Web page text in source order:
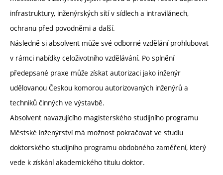
infrastruktury, inženýrských sítí v sídlech a intravilánech,
ochranu před povodněmi a další.
Následně si absolvent může své odborné vzdělání prohlubovat
v rámci nabídky celoživotního vzdělávání. Po splnění
předepsané praxe může získat autorizaci jako inženýr
udělovanou Českou komorou autorizovaných inženýrů a
techniků činných ve výstavbě.
Absolvent navazujícího magisterského studijního programu
Městské inženýrství má možnost pokračovat ve studiu
doktorského studijního programu obdobného zaměření, který
vede k získání akademického titulu doktor.